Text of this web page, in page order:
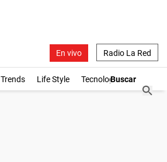
En vivo Radio La Red
Trends Life Style Tecnología